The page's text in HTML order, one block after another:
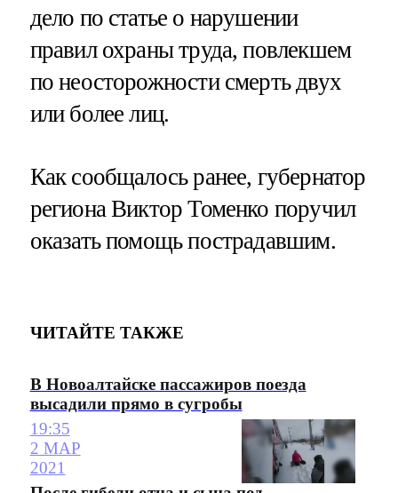
дело по статье о нарушении
правил охраны труда, повлекшем
по неосторожности смерть двух
или более лиц.
Как сообщалось ранее, губернатор
региона Виктор Томенко поручил
оказать помощь пострадавшим.
ЧИТАЙТЕ ТАКЖЕ
В Новоалтайске пассажиров поезда
высадили прямо в сугробы
19:35
2 МАР
2021